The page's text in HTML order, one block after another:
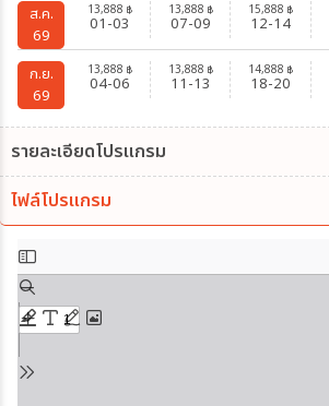
ส.ค.
69
13,888 ฿
01-03
13,888 ฿
07-09
15,888 ฿
12-14
ก.ย.
69
13,888 ฿
04-06
13,888 ฿
11-13
14,888 ฿
18-20
รายละเอียดโปรแกรม
ไฟล์โปรแกรม